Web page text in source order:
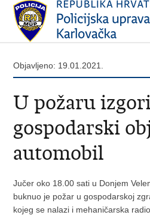
Objavljeno: 19.01.2021.
U požaru
gospodarski
automobil
Jučer oko 18.00 sati u Donjem
buknuo je požar u gospodarskoj
kojeg se nalazi i mehaničarska